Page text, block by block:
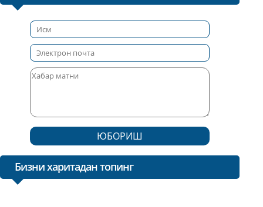
ЮБОРИШ
Бизни харитадан топинг